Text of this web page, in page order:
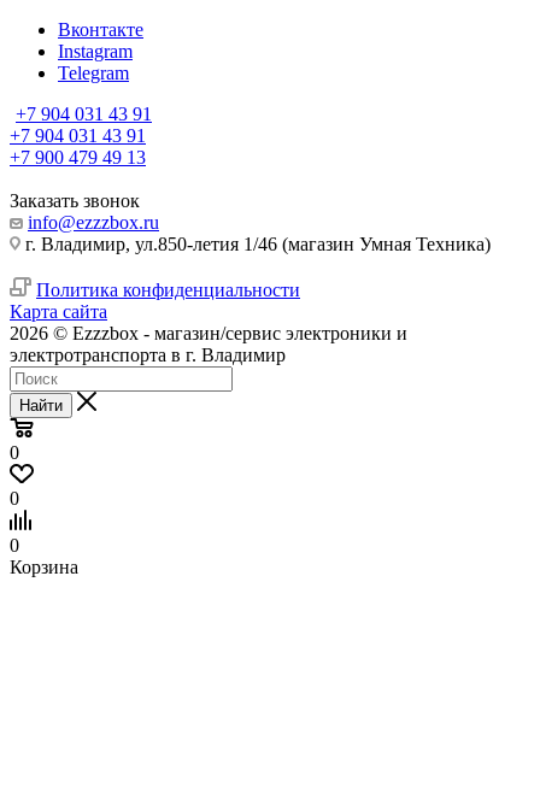
Вконтакте
Instagram
Telegram
+7 904 031 43 91
+7 904 031 43 91
+7 900 479 49 13
Заказать звонок
info@ezzzbox.ru
г. Владимир, ул.850-летия 1/46 (магазин Умная Техника)
Политика конфиденциальности
Карта сайта
2026 © Ezzzbox - магазин/сервис электроники и
электротранспорта в г. Владимир
Найти
0
0
0
Корзина